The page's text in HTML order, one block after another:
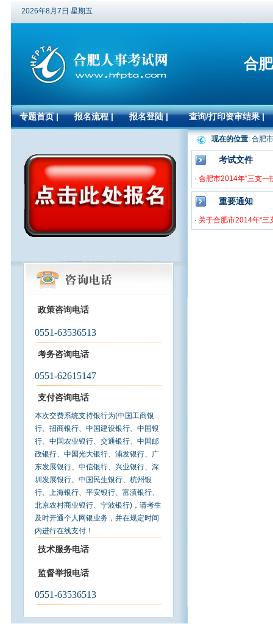
2026年8月7日 星期五
合
专题首页 | 报名流程 | 报名登陆| 查询/打印资审结果|
政策咨询电话
0551-63536513
考务咨询电话
0551-62615147
支付咨询电话
本次交费系统支持银行为(中国工商银
行、招商银行、中国建设银行、中国银
行、中国农业银行、交通银行、中国邮
政银行、中国光大银行、浦发银行、广
东发展银行、中信银行、兴业银行、深
圳发展银行、中国民生银行、杭州银
行、上海银行、平安银行、富滇银行、
北京农村商业银行、宁波银行)，请考生
及时开通个人网银业务，并在规定时间
内进行在线支付！
技术服务电话
监督举报电话
0551-63536513
现在的位置: 合肥
考试文件
· 合肥市2014年“三支一
重要通知
· 关于合肥市2014年“三